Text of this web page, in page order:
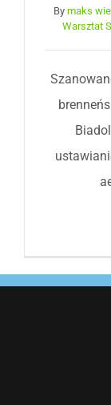
By maks
Warsztat